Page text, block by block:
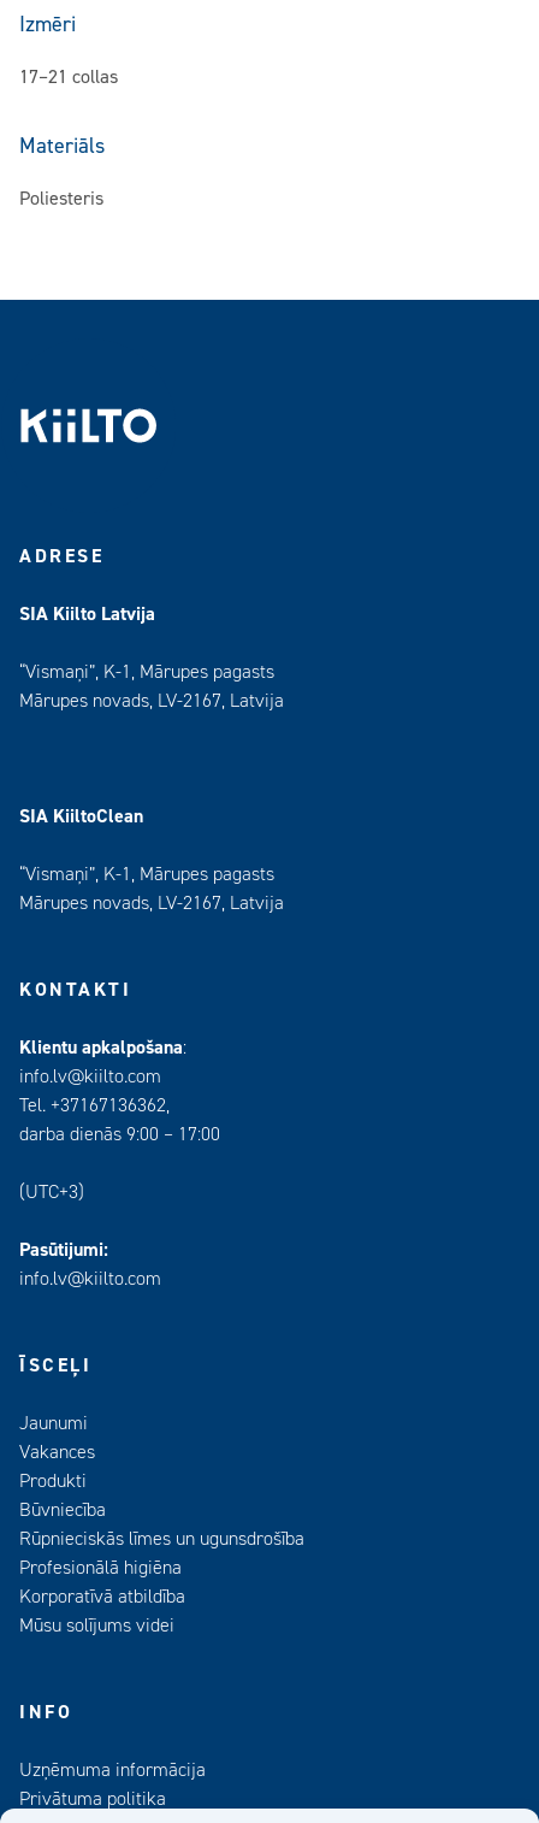
Izmēri
17–21 collas
Materiāls
Poliesteris
ADRESE
SIA Kiilto Latvija
“Vismaņi”, K-1, Mārupes pagasts
Mārupes novads, LV-2167, Latvija
SIA KiiltoClean
“Vismaņi”, K-1, Mārupes pagasts
Mārupes novads, LV-2167, Latvija
KONTAKTI
Klientu apkalpošana:
info.lv@kiilto.com
Tel. +37167136362,
darba dienās 9:00 – 17:00
(UTC+3)
Pasūtijumi:
info.lv@kiilto.com
ĪSCEĻI
Jaunumi
Vakances
Produkti
Būvniecība
Rūpnieciskās līmes un ugunsdrošība
Profesionālā higiēna
Korporatīvā atbildība
Mūsu solījums videi
INFO
Uzņēmuma informācija
Privātuma politika